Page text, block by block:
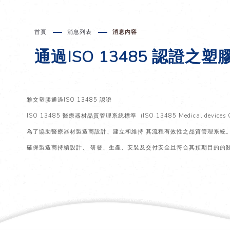
首頁 消息列表 消息內容
通過ISO 13485 認證之塑
雅文塑膠通過ISO 13485 認證
ISO 13485 醫療器材品質管理系統標準 (ISO 13485 Medical
為了協助醫療器材製造商設計、建立和維持 其流程有效性之品質管理系統
確保製造商持續設計、 研發、生產、安裝及交付安全且符合其預期目的的